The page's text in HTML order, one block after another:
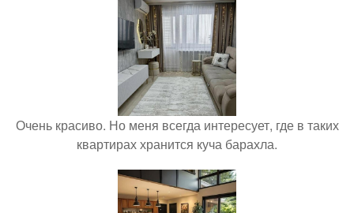
Очень красиво. Но меня всегда интересует, где в таких
квартирах хранится куча барахла.